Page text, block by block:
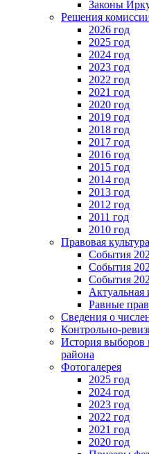
Законы
Решения
2026 год
2025 год
2024 год
2023 год
2022 год
2021 год
2020 год
2019 год
2018 год
2017 год
2016 год
2015 год
2014 год
2013 год
2012 год
2011 год
2010 год
Правовая культура
События
События
События
Равные
Сведения о
Контрольно-
История выборов
района
Фотогалерея
2025 год
2024 год
2023 год
2022 год
2021 год
2020 год